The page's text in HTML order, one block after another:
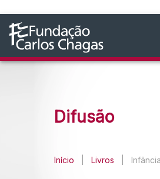
Difusão
Início Livros